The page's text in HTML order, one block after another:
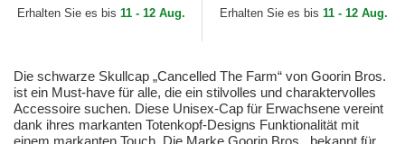
Goorin Bros.
Erhalten Sie es bis 11 - 12 Aug. Erhalten Sie es bis 11 - 12 Aug.
Die schwarze Skullcap „Cancelled The Farm“ von Goorin Bros.
ist ein Must-have für alle, die ein stilvolles und charaktervolles
Accessoire suchen. Diese Unisex-Cap für Erwachsene vereint
dank ihres markanten Totenkopf-Designs Funktionalität mit